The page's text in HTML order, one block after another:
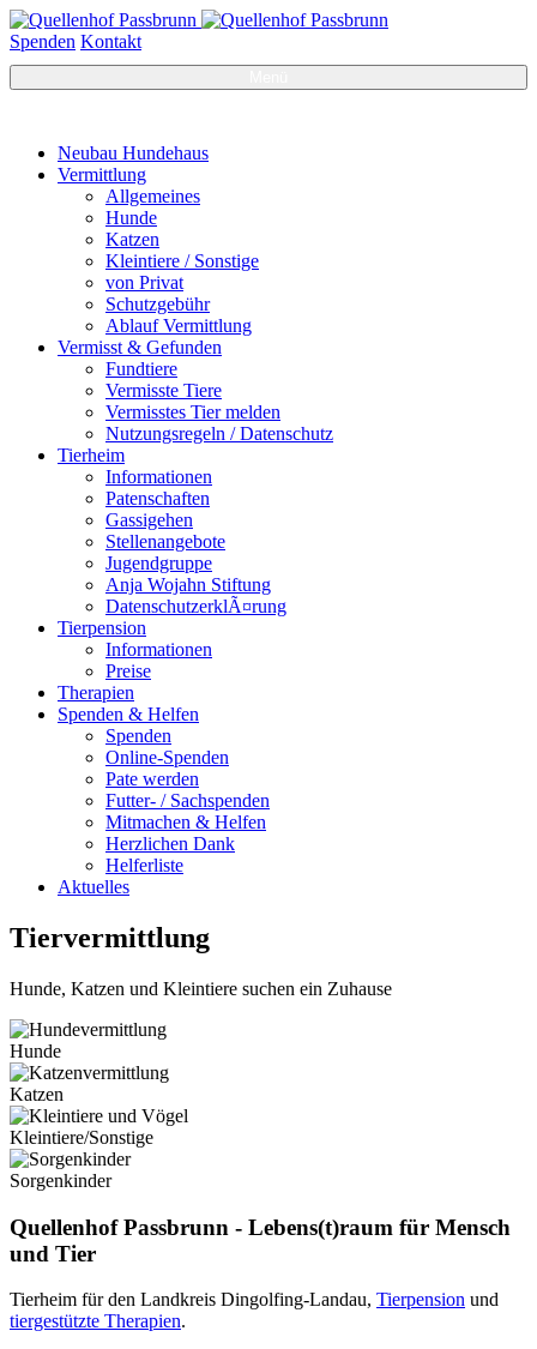
Spenden Kontakt
Neubau Hundehaus
Vermittlung
Allgemeines
Hunde
Katzen
Kleintiere / Sonstige
von Privat
Schutzgebühr
Ablauf Vermittlung
Vermisst & Gefunden
Fundtiere
Vermisste Tiere
Vermisstes Tier melden
Nutzungsregeln / Datenschutz
Tierheim
Informationen
Patenschaften
Gassigehen
Stellenangebote
Jugendgruppe
Anja Wojahn Stiftung
DatenschutzerklÃ¤rung
Tierpension
Informationen
Preise
Therapien
Spenden & Helfen
Spenden
Online-Spenden
Pate werden
Futter- / Sachspenden
Mitmachen & Helfen
Herzlichen Dank
Helferliste
Aktuelles
Tiervermittlung
Hunde, Katzen und Kleintiere suchen ein Zuhause
Hunde
Katzen
Kleintiere/Sonstige
Sorgenkinder
Quellenhof Passbrunn - Lebens(t)raum für Mensch
und Tier
Tierheim für den Landkreis Dingolfing-Landau, Tierpension und
tiergestützte Therapien.